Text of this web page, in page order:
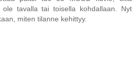
tavalla tai toisella kohdallaan. Nyt
miten tilanne kehittyy.